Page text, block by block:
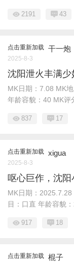
2191 43
点击重新加载 干一炮
2025-8-3
沈阳泄火丰满少
MK日期：7.08 MK
年龄容貌：40 MK评
837 17
点击重新加载 xigua
2025-8-3
呕心巨作，沈阳
MK日期：
目：口直 年龄容貌
917 18
点击重新加载 棍子